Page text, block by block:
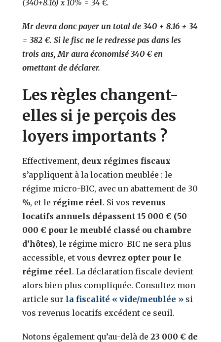
(340+8.16) x 10% = 34 €.
Mr devra donc payer un total de 340 + 8.16 + 34
= 382 €. Si le fisc ne le redresse pas dans les
trois ans, Mr aura économisé 340 € en
omettant de déclarer.
Les règles changent-
elles si je perçois des
loyers importants ?
Effectivement, deux régimes fiscaux
s’appliquent à la location meublée : le
régime micro-BIC, avec un abattement de 30
%, et le régime réel. Si vos revenus
locatifs annuels dépassent 15 000 € (50
000 € pour le meublé classé ou chambre
d’hôtes), le régime micro-BIC ne sera plus
accessible, et vous devrez opter pour le
régime réel. La déclaration fiscale devient
alors bien plus compliquée. Consultez mon
article sur la fiscalité « vide/meublée » si
vos revenus locatifs excédent ce seuil.
Notons également qu’au-delà de23 000 € de